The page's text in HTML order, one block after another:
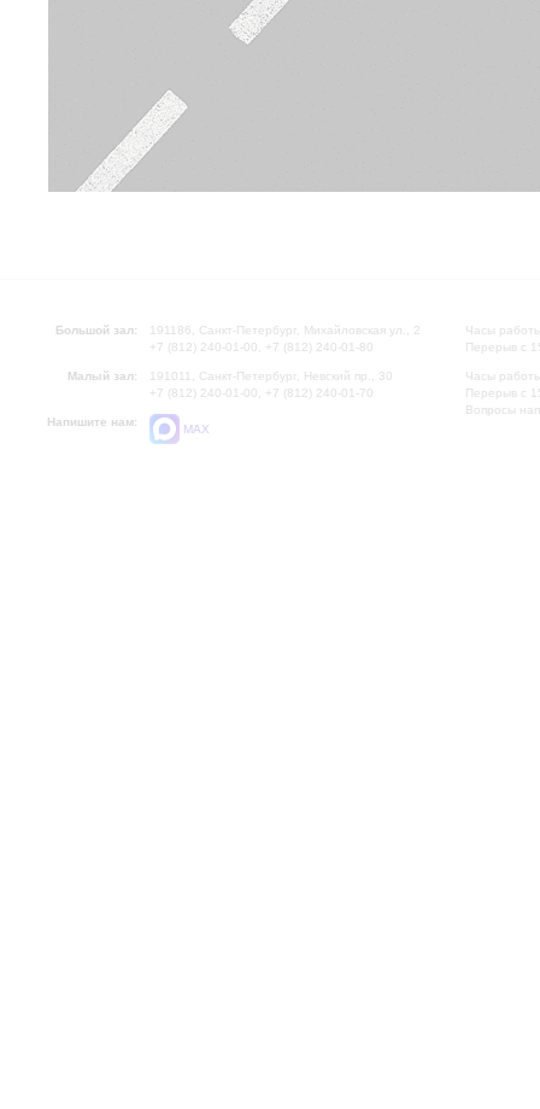
Большой зал:
191186, Санкт-Петербург, Михайловская ул., 2
+7 (812) 240-01-00, +7 (812) 240-01-80
Малый зал:
191011, Санкт-Петербург, Невский пр., 30
+7 (812) 240-01-00, +7 (812) 240-01-70
Напишите нам:
MAX
Часы
Перерыв с
Часы
Перерыв с
Вопросы